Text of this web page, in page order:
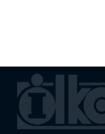
VCA
classification